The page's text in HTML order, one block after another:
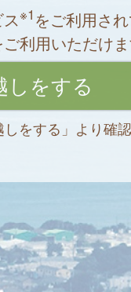
※1 をご利用さ
利用いただけ
をする」より確